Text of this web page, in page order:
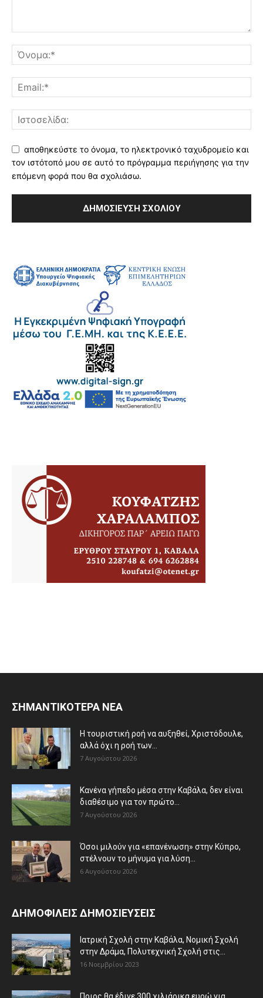
αποθηκεύστε το όνομα, το ηλεκτρονικό ταχυδρομείο και
τον ιστότοπό μου σε αυτό το πρόγραμμα περιήγησης για την
επόμενη φορά που θα σχολιάσω.
ΣΗΜΑΝΤΙΚΟΤΕΡΑ ΝΕΑ
Η τουριστική ροή να αυξηθεί, Χριστόδουλε,
αλλά όχι η ροή των...
7 Αυγούστου 2026
Κανένα γήπεδο μέσα στην Καβάλα, δεν είναι
διαθέσιμο για τον πρώτο...
7 Αυγούστου 2026
Όσοι μιλούν για «επανένωση» στην Κύπρο,
στέλνουν το μήνυμα για λύση...
6 Αυγούστου 2026
ΔΗΜΟΦΙΛΕΙΣ ΔΗΜΟΣΙΕΥΣΕΙΣ
Ιατρική Σχολή στην Καβάλα, Νομική Σχολή
στην Δράμα, Πολυτεχνική Σχολή στις...
16 Νοεμβρίου 2023